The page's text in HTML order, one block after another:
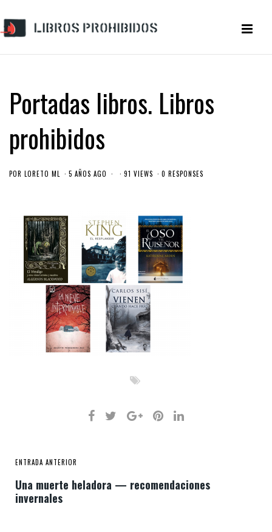
Portadas libros. Libros
prohibidos
POR LORETO ML 5 AÑOS AGO 91 VIEWS 0 RESPONSES
ENTRADA ANTERIOR
Una muerte heladora — recomendaciones
invernales